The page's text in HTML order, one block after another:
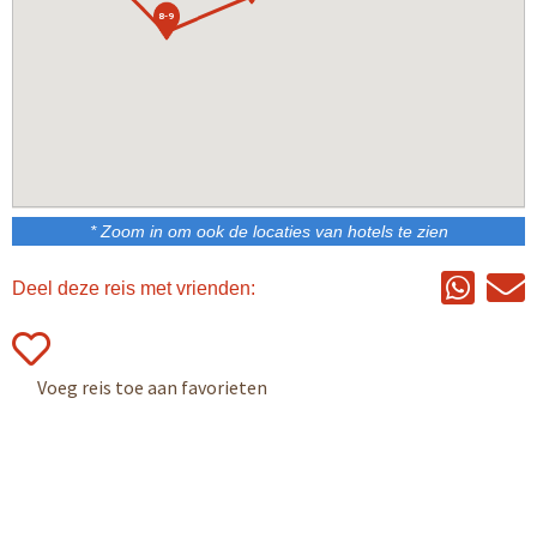
8-9
* Zoom in om ook de locaties van hotels te zien
Deel deze reis met vrienden: